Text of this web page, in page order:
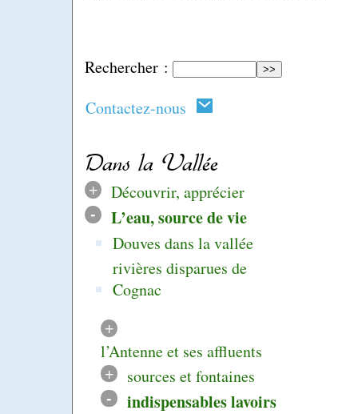
Rechercher :
Contactez-nous
Dans la Vallée
+ Découvrir, apprécier
- L’eau, source de vie
Douves dans la vallée
rivières disparues de
Cognac
+
l’Antenne et ses affluents
+
sources et fontaines
- indispensables lavoirs